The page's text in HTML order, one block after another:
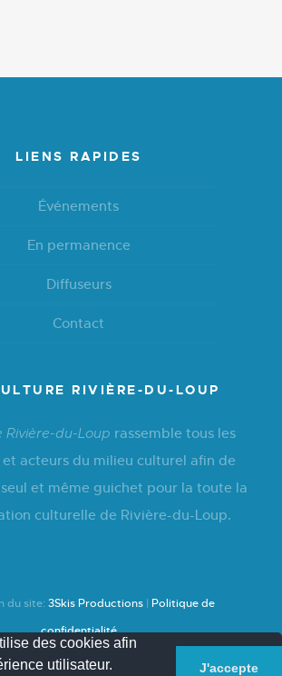
LIENS RAPIDES
Événements
En permanence
Diffuseurs
Contact
RIVIÈRE-DU-LOUP
Rivière-du-Loup rassemble tous les
acteurs du milieu culturel afin de
et même guichet pour la toute la
culturelle de Rivière-du-Loup.
du site: 3Skis Productions | Politique de
confidentialité
des cookies afin
utilisateur.
J'accepte